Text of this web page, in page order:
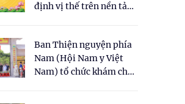
định vị thế trên nền tảng
Ban Thiện nguyện phía
Nam (Hội Nam y Việt
Nam) tổ chức khám chữa